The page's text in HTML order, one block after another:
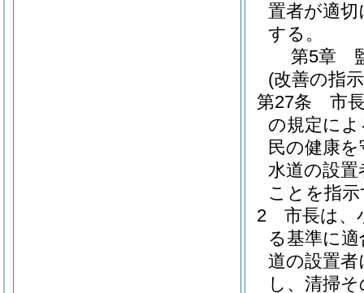
置者が適
する。
第5章
(改善の指
第27条
市
の規定に
民の健康
水道の設
ことを指
2
市長は、
る基準に
道の設置
し、清掃